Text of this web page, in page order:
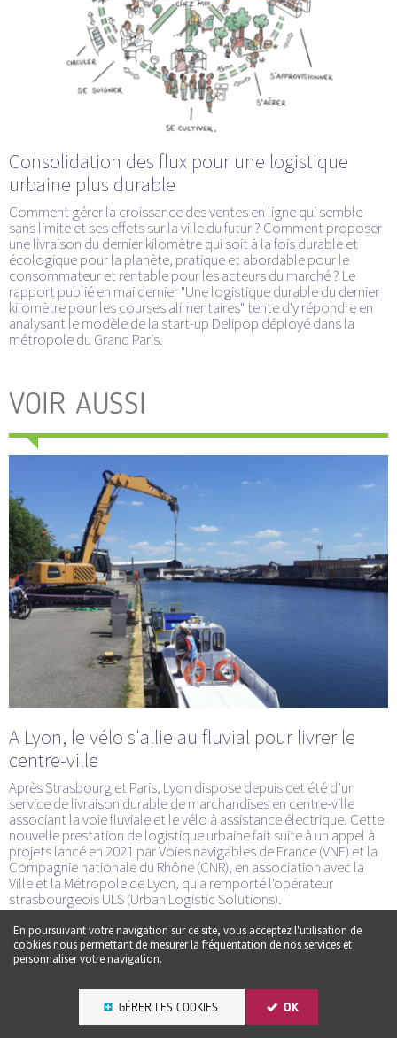
Consolidation des flux pour une logistique
urbaine plus durable
Comment gérer la croissance des ventes en ligne qui semble
sans limite et ses effets sur la ville du futur ? Comment proposer
une livraison du dernier kilomètre qui soit à la fois durable et
écologique pour la planète, pratique et abordable pour le
consommateur et rentable pour les acteurs du marché ? Le
rapport publié en mai dernier "Une logistique durable du dernier
kilomètre pour les courses alimentaires" tente d'y répondre en
analysant le modèle de la start-up Delipop déployé dans la
métropole du Grand Paris.
VOIR AUSSI
A Lyon, le vélo s'allie au fluvial pour livrer le
centre-ville
Après Strasbourg et Paris, Lyon dispose depuis cet été d’un
service de livraison durable de marchandises en centre-ville
associant la voie fluviale et le vélo à assistance électrique. Cette
nouvelle prestation de logistique urbaine fait suite à un appel à
projets lancé en 2021 par Voies navigables de France (VNF) et la
Compagnie nationale du Rhône (CNR), en association avec la
Ville et la Métropole de Lyon, qu'a remporté l'opérateur
strasbourgeois ULS (Urban Logistic Solutions).
Une question ? un conseil :
En poursuivant votre navigation sur ce site, vous acceptez l'utilisation de
cookies nous permettant de mesurer la fréquentation de nos services et
personnaliser votre navigation.
GÉRER LES COOKIES OK